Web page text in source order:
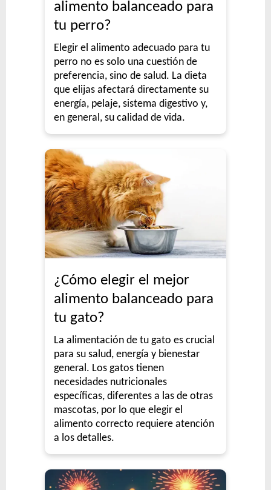
alimento balanceado para
tu perro?
Elegir el alimento adecuado para tu
perro no es solo una cuestión de
preferencia, sino de salud. La dieta
que elijas afectará directamente su
energía, pelaje, sistema digestivo y,
en general, su calidad de vida.
¿Cómo elegir el mejor
alimento balanceado para
tu gato?
La alimentación de tu gato es crucial
para su salud, energía y bienestar
general. Los gatos tienen
necesidades nutricionales
específicas, diferentes a las de otras
mascotas, por lo que elegir el
alimento correcto requiere atención
a los detalles.